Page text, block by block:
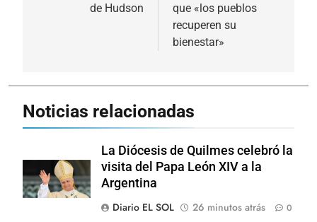
de Hudson
que «los pueblos
recuperen su
bienestar»
Noticias relacionadas
La Diócesis de Quilmes celebró la
visita del Papa León XIV a la
Argentina
Diario EL SOL
26 minutos atrás 0